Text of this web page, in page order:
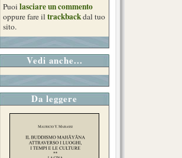
Puoi lasciare un commento
oppure fare il trackbackdal tuo
sito.
Vedi anche...
Da leggere